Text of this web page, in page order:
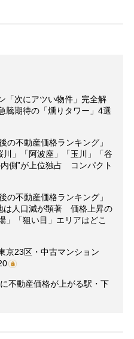
「次にアツい物件」完全解
期待の「燻りタワー」4選
の不動産価格ランキング」
」「阿波座」「玉川」「谷
側”が上位独占 コンパクト
の不動産価格ランキング」
は人口減が顕著 価格上昇の
」「狙い目」エリアはどこ
京23区・中古マンション
不動産価格が上がる駅・下